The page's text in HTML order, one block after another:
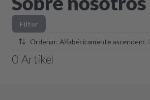
Filter
Ordenar: Alfabéticamente ascendente
0 Artikel